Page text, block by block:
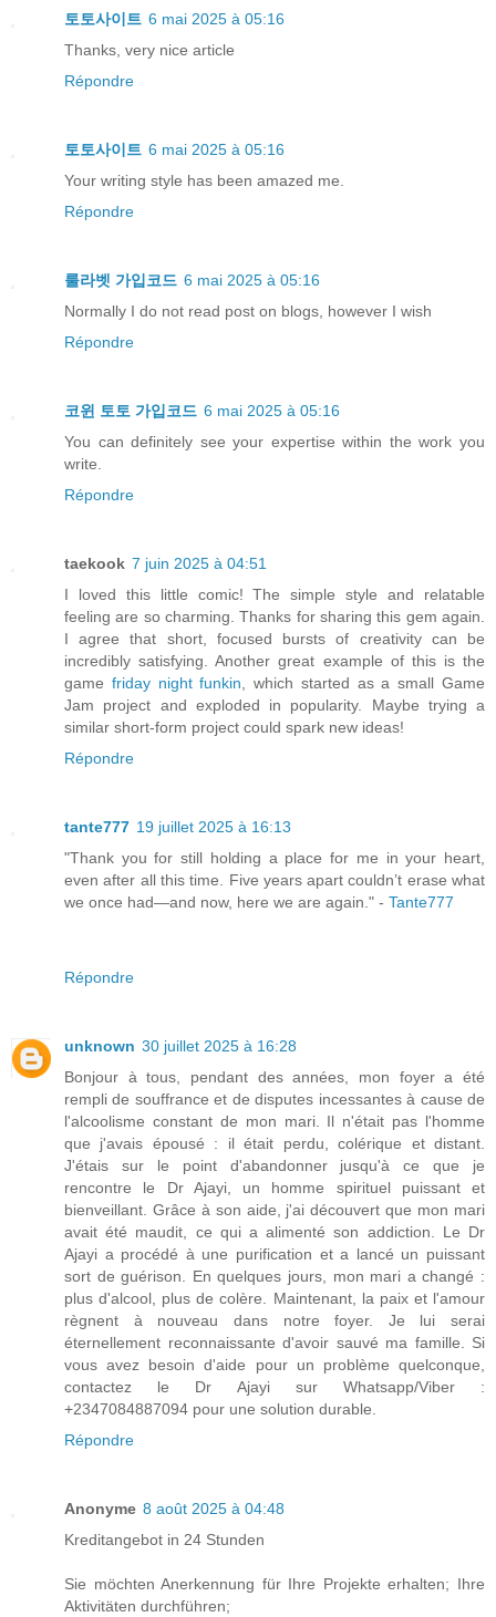
토토사이트 6 mai 2025 à 05:16
Thanks, very nice article
Répondre
토토사이트 6 mai 2025 à 05:16
Your writing style has been amazed me.
Répondre
룰라벳 가입코드 6 mai 2025 à 05:16
Normally I do not read post on blogs, however I wish
Répondre
코윈 토토 가입코드 6 mai 2025 à 05:16
You can definitely see your expertise within the work you
write.
Répondre
taekook 7 juin 2025 à 04:51
I loved this little comic! The simple style and relatable
feeling are so charming. Thanks for sharing this gem again.
I agree that short, focused bursts of creativity can be
incredibly satisfying. Another great example of this is the
game friday night funkin, which started as a small Game
Jam project and exploded in popularity. Maybe trying a
similar short-form project could spark new ideas!
Répondre
tante777 19 juillet 2025 à 16:13
"Thank you for still holding a place for me in your heart,
even after all this time. Five years apart couldn’t erase what
we once had—and now, here we are again." - Tante777
Répondre
unknown 30 juillet 2025 à 16:28
Bonjour à tous, pendant des années, mon foyer a été
rempli de souffrance et de disputes incessantes à cause de
l'alcoolisme constant de mon mari. Il n'était pas l'homme
que j'avais épousé : il était perdu, colérique et distant.
J'étais sur le point d'abandonner jusqu'à ce que je
rencontre le Dr Ajayi, un homme spirituel puissant et
bienveillant. Grâce à son aide, j'ai découvert que mon mari
avait été maudit, ce qui a alimenté son addiction. Le Dr
Ajayi a procédé à une purification et a lancé un puissant
sort de guérison. En quelques jours, mon mari a changé :
plus d'alcool, plus de colère. Maintenant, la paix et l'amour
règnent à nouveau dans notre foyer. Je lui serai
éternellement reconnaissante d'avoir sauvé ma famille. Si
vous avez besoin d'aide pour un problème quelconque,
contactez le Dr Ajayi sur Whatsapp/Viber :
+2347084887094 pour une solution durable.
Répondre
Anonyme 8 août 2025 à 04:48
Kreditangebot in 24 Stunden
Sie möchten Anerkennung für Ihre Projekte erhalten; Ihre
Aktivitäten durchführen;